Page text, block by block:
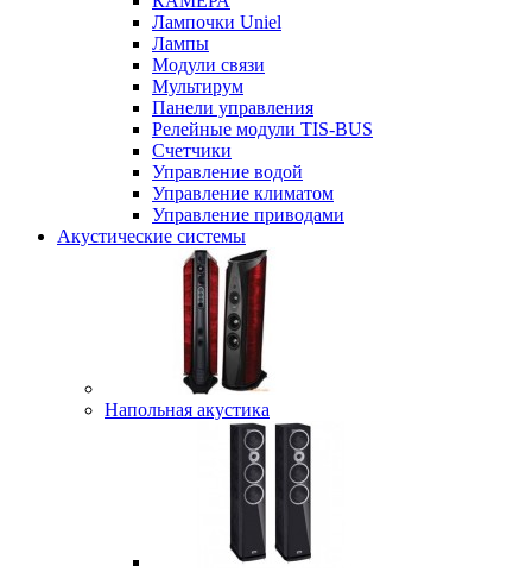
Лампочки Uniel
Лампы
Модули связи
Мультирум
Панели управления
Релейные модули TIS-BUS
Счетчики
Управление водой
Управление климатом
Управление приводами
Акустические системы
Напольная акустика